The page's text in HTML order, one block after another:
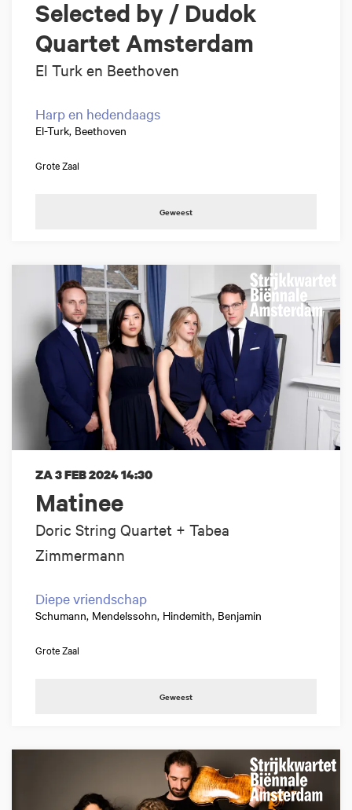
Selected by / Dudok
Quartet Amsterdam
El Turk en Beethoven
Harp en hedendaags
El-Turk, Beethoven
Grote Zaal
Geweest
Matinee
Doric String Quartet + Tabea
Zimmermann
ZA 3 FEB 202414:30
Diepe vriendschap
Schumann, Mendelssohn, Hindemith, Benjamin
Grote Zaal
Geweest